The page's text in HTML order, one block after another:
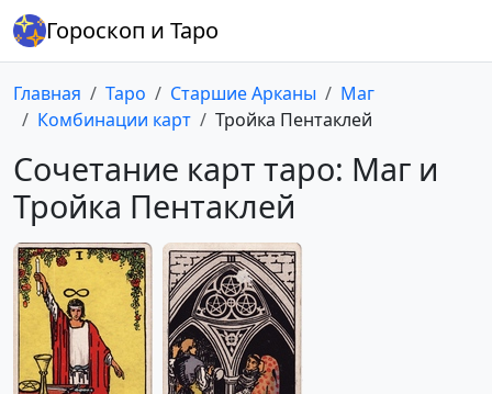
Гороскоп и Таро
Главная Таро Старшие Арканы
Маг
Комбинации карт
Тройка Пентаклей
Сочетание карт таро: Маг и
Тройка Пентаклей